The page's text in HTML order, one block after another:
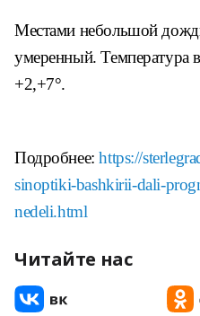
Местами небольшой
умеренный. Температура
+2,+7°.
Подробнее:https://
sinoptiki-bashkirii-dali-
nedeli.html
Читайте нас